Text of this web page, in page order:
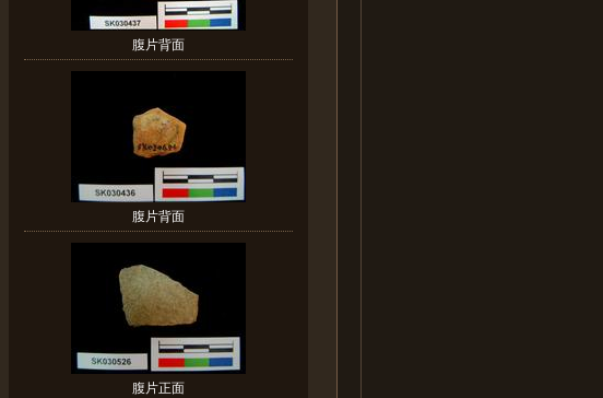
腹片背面
腹片背面
腹片正面